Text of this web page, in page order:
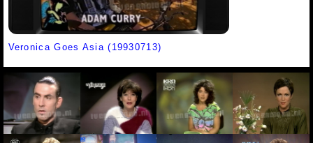
Veronica Goes Asia (19930713)